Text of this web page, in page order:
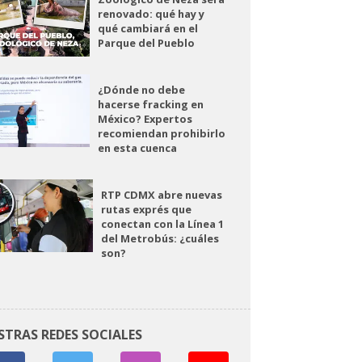
renovado: qué hay y
qué cambiará en el
Parque del Pueblo
¿Dónde no debe
hacerse fracking en
México? Expertos
recomiendan prohibirlo
en esta cuenca
RTP CDMX abre nuevas
rutas exprés que
conectan con la Línea 1
del Metrobús: ¿cuáles
son?
REDES SOCIALES